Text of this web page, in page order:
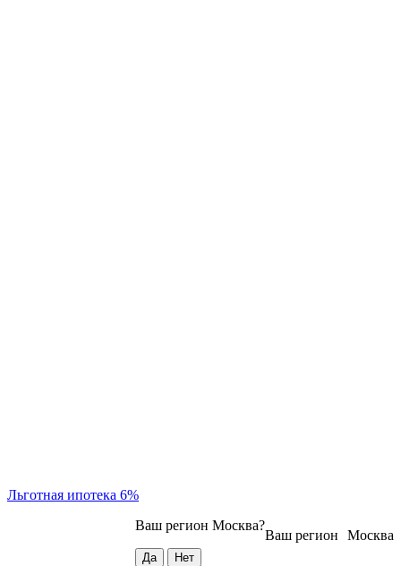
Льготная ипотека 6%
Москва
Ваш регион
Ваш регион Москва?